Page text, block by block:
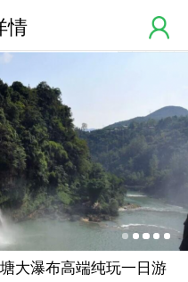
情
大瀑布高端纯玩一日游